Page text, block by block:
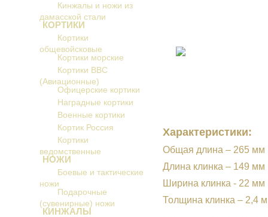
Кинжалы и ножи из
дамасской стали
КОРТИКИ
Кортики
общевойсковые
Кортики морские
Кортики ВВС
(Авиационные)
Офицерские кортики
Наградные кортики
Военные кортики
Кортик Россия
Кортики
ведомственные
НОЖИ
Боевые и тактические
ножи
Подарочные
(сувенирные) ножи
КИНЖАЛЫ
Характеристики:
Общая длина – 265 мм
Длина клинка – 149 мм
Ширина клинка - 22 мм
Толщина клинка – 2,4